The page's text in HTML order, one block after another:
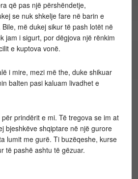
që pas një përshëndetje,
se nuk shkelje fare në barin e
më dukej sikur të pash lotët në
jam i sigurt, por dëgjova një rënkim
e kuptova vonë.
i mire, mezi më the, duke shikuar
balten pasi kaluam livadhet e
prindërit e mi. Të tregova se im at
bjeshkëve shqiptare në një gurore
lumit me gurë. Ti buzëqeshe, kurse
të pashë ashtu të gëzuar.